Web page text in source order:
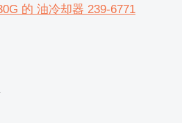
的 油冷却器 239-6771